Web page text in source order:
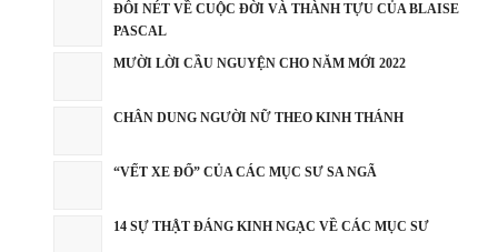
ĐÔI NÉT VỀ CUỘC ĐỜI VÀ THÀNH TỰU CỦA BLAISE
PASCAL
MƯỜI LỜI CẦU NGUYỆN CHO NĂM MỚI 2022
CHÂN DUNG NGƯỜI NỮ THEO KINH THÁNH
“VẾT XE ĐỔ” CỦA CÁC MỤC SƯ SA NGÃ
14 SỰ THẬT ĐÁNG KINH NGẠC VỀ CÁC MỤC SƯ